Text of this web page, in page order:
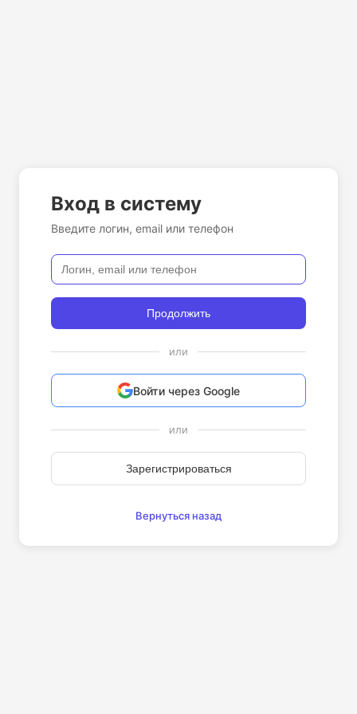
Вход в систему
Введите логин, email или телефон
Продолжить
или
Войти через Google
или
Зарегистрироваться
Вернуться назад